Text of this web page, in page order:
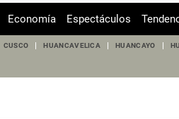
Economía Espectáculos
CUSCO HUANCAVELICA HUANCAYO